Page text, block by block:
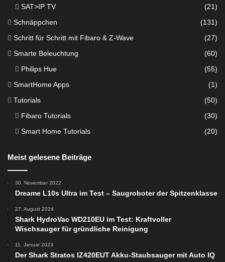
SAT>IP TV
(21)
Schnäppchen (131)
Schritt für Schritt mit Fibaro & Z-Wave (27)
Smarte Beleuchtung (60)
Philips Hue (55)
SmartHome Apps (1)
Tutorials (50)
Fibaro Tutorials
(30)
Smart Home Tutorials
(20)
Meist gelesene Beiträge
30. November 2022
Dreame L10s Ultra im Test – Saugroboter der Spitzenklasse
27. August 2024
Shark HydroVac WD210EU im Test: Kraftvoller
Wischsauger für gründliche Reinigung
11. Januar 2023
Der Shark Stratos IZ420EUT Akku-Staubsauger mit Auto IQ